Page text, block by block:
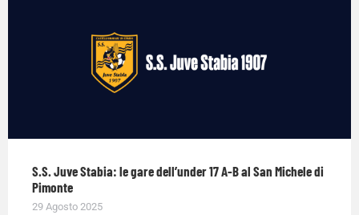
S.S. Juve Stabia: le gare dell’under 17 A-B al San Michele di
Pimonte
29 Agosto 2025